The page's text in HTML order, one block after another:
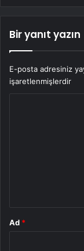
Bir yanıt yazın
E-posta adresiniz
işaretlenmişlerdir
Ad *